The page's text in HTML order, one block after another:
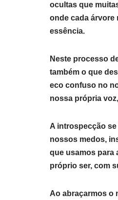
ocultas que
onde cada árvore
essência.
Neste processo
também o que
eco confuso no
nossa própria
A introspecção
nossos medos,
que usamos para
próprio ser, com
Ao abraçarmos o